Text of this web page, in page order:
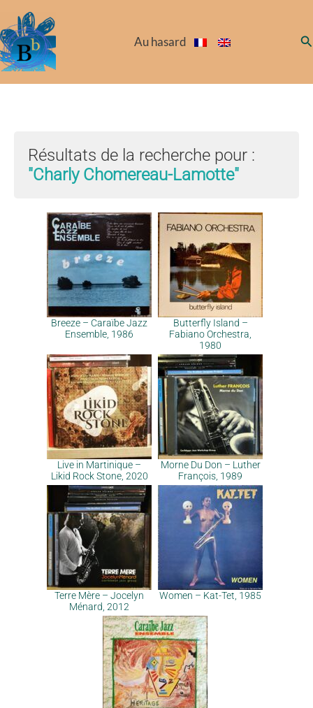
au
contenu
Au hasard
Résultats de la recherche pour :
"Charly Chomereau-Lamotte"
Breeze – Caraïbe Jazz
Ensemble, 1986
Butterfly Island –
Fabiano Orchestra,
1980
Live in Martinique –
Likid Rock Stone, 2020
Morne Du Don – Luther
François, 1989
Terre Mère – Jocelyn
Ménard, 2012
Women – Kat-Tet, 1985